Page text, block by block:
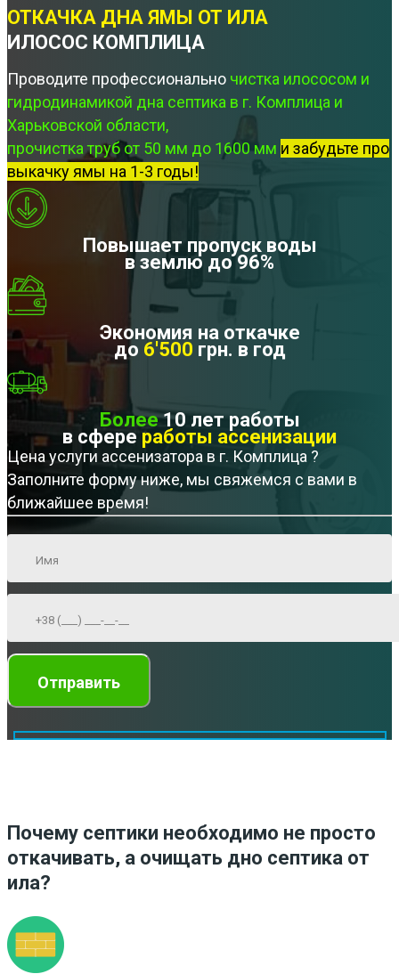
ОТКАЧКА ДНА ЯМЫ ОТ ИЛА
ИЛОСОС КОМПЛИЦА
Проводите профессионально чистка илососом и
гидродинамикой дна септика в г. Комплица и
Харьковской области,
прочистка труб от 50 мм до 1600 мм и забудьте про
выкачку ямы на 1-3 годы!
Повышает пропуск воды
в землю до 96%
Экономия на откачке
до 6'500 грн. в год
Более10 лет работы
в сфере работы ассенизации
Цена услуги ассенизатора в г. Комплица ?
Заполните форму ниже, мы свяжемся с вами в
ближайшее время!
Почему септики необходимо не просто
откачивать, а очищать дно септика от
ила?